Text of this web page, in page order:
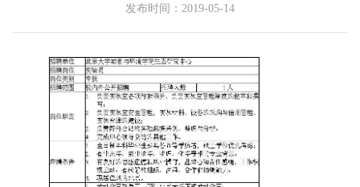
发布时间：2019-05-14